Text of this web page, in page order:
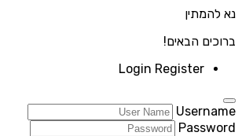
נא להמתין
ברוכים הבאים!
Login Register
Username
Password